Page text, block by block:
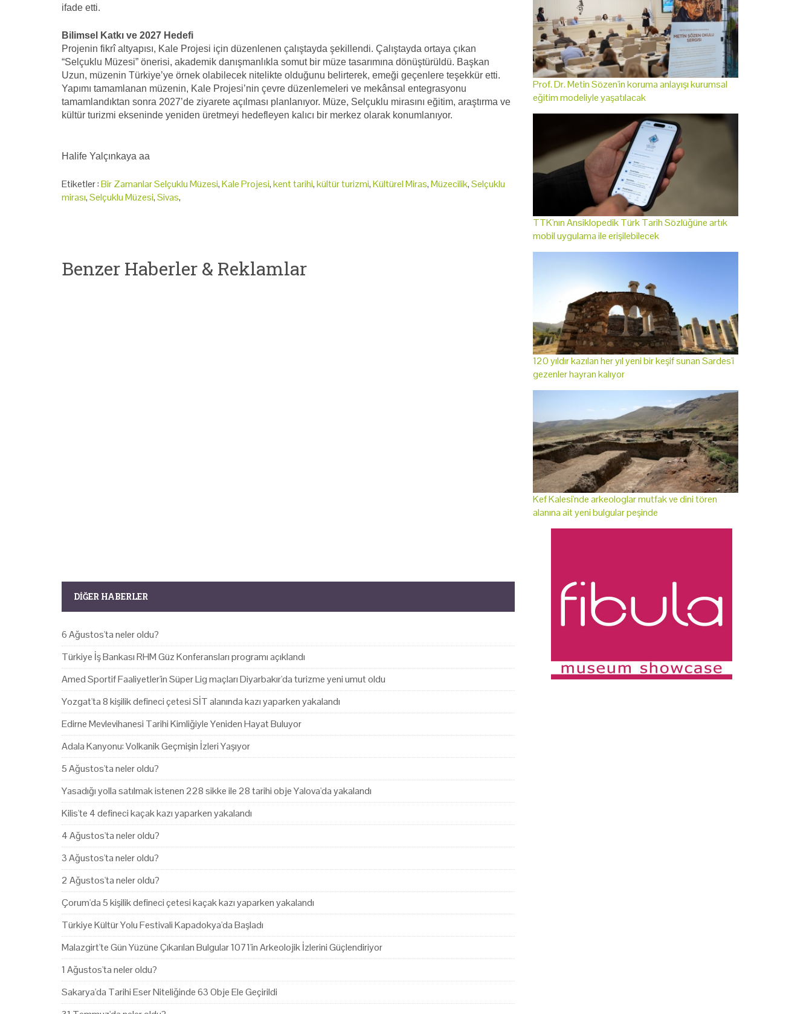
ifade etti.
Bilimsel Katkı ve 2027 Hedefi
Projenin fikrî altyapısı, Kale Projesi için düzenlenen çalıştayda şekillendi. Çalıştayda ortaya çıkan
“Selçuklu Müzesi” önerisi, akademik danışmanlıkla somut bir müze tasarımına dönüştürüldü. Başkan
Uzun, müzenin Türkiye’ye örnek olabilecek nitelikte olduğunu belirterek, emeği geçenlere teşekkür etti.
Yapımı tamamlanan müzenin, Kale Projesi’nin çevre düzenlemeleri ve mekânsal entegrasyonu
tamamlandıktan sonra 2027’de ziyarete açılması planlanıyor. Müze, Selçuklu mirasını eğitim, araştırma ve
kültür turizmi ekseninde yeniden üretmeyi hedefleyen kalıcı bir merkez olarak konumlanıyor.
Halife Yalçınkaya aa
Etiketler :Bir Zamanlar Selçuklu Müzesi,Kale Projesi,kent tarihi,kültür turizmi,Kültürel Miras,Müzecilik,Selçuklu
mirası,Selçuklu Müzesi,Sivas,
Benzer Haberler & Reklamlar
DIĞER HABERLER
6 Ağustos'ta neler oldu?
Türkiye İş Bankası RHM Güz Konferansları programı açıklandı
Amed Sportif Faaliyetler'in Süper Lig maçları Diyarbakır'da turizme yeni umut oldu
Yozgat'ta 8 kişilik defineci çetesi SİT alanında kazı yaparken yakalandı
Edirne Mevlevihanesi Tarihi Kimliğiyle Yeniden Hayat Buluyor
Adala Kanyonu: Volkanik Geçmişin İzleri Yaşıyor
5 Ağustos'ta neler oldu?
Yasadığı yolla satılmak istenen 228 sikke ile 28 tarihi obje Yalova'da yakalandı
Kilis'te 4 defineci kaçak kazı yaparken yakalandı
4 Ağustos'ta neler oldu?
3 Ağustos'ta neler oldu?
2 Ağustos'ta neler oldu?
Çorum'da 5 kişilik defineci çetesi kaçak kazı yaparken yakalandı
Türkiye Kültür Yolu Festivali Kapadokya'da Başladı
Malazgirt'te Gün Yüzüne Çıkarılan Bulgular 1071'in Arkeolojik İzlerini Güçlendiriyor
1 Ağustos'ta neler oldu?
Sakarya'da Tarihi Eser Niteliğinde 63 Obje Ele Geçirildi
Prof. Dr. Metin Sözen'in koruma anlayışı kurumsal
eğitim modeliyle yaşatılacak
TTK'nın Ansiklopedik Türk Tarih Sözlüğüne artık
mobil uygulama ile erişilebilecek
120 yıldır kazılan her yıl yeni bir keşif sunan Sardes'i
gezenler hayran kalıyor
Kef Kalesi'nde arkeologlar mutfak ve dini tören
alanına ait yeni bulgular peşinde